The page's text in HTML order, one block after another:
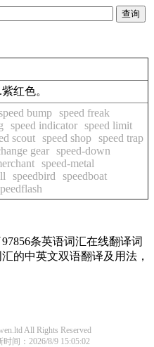
红色。
bump speed freak
speed indicator speed limit
scout speed shop speed trap
gear speed-down
speed-metal
speedbird
speedboat
条英语词汇在线翻译词
的中英文双语翻译及用法，
All Rights Reserved
间：2026/8/9 15:05:02